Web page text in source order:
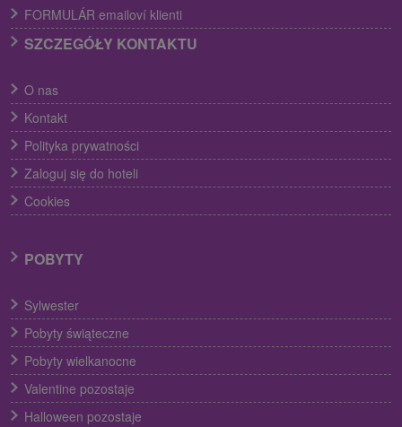
FORMULÁR emailoví klienti
SZCZEGÓŁY KONTAKTU
O nas
Kontakt
Polityka prywatności
Zaloguj się do hoteli
Cookies
POBYTY
Sylwester
Pobyty świąteczne
Pobyty wielkanocne
Valentine pozostaje
Halloween pozostaje